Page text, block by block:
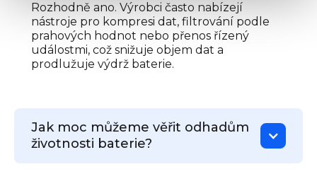
Rozhodně ano. Výrobci často nabízejí
nástroje pro kompresi dat, filtrování podle
prahových hodnot nebo přenos řízený
událostmi, což snižuje objem dat a
prodlužuje výdrž baterie.
Jak moc můžeme věřit odhadům
životnosti baterie?